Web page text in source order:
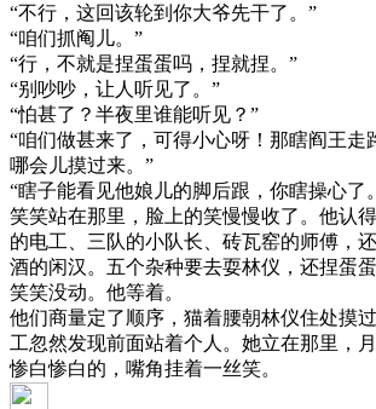
“不行，这回该轮到你大爷先干了。”
“咱们抓阄儿。”
“行，不就是捏蛋蛋吗，捏就捏。”
“别吵吵，让人听见了。”
“怕甚了？半夜里谁能听见？”
“咱们做甚来了，可得小心呀！那瞎阎王走
哪会儿摸过来。”
“瞎子能看见他娘儿的脚后跟，你瞎操心了
笑笑站在那里，脸上的笑慢慢收了。他认
的电工、三队的小队长、砖瓦窑的师傅，
酒的闲汉。五个杂种要去耍林仪，还捏蛋蛋
笑笑没动。他等着。
他们商量定了顺序，猫着腰朝林仪住处摸
工忽然发现前面站着个人。她立在那里，
惨白惨白的，嘴角挂着一丝笑。